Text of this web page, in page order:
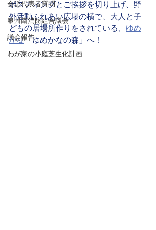
会派代表者質問
泉州南消防組合議会
議会報告
わが家の小庭芝生化計画
ポスティングとご挨拶を切り上げ、野
外活動ふれあい広場の横で、大人と子
どもの居場所作りをされている、 ゆめ
かな「ゆめかなの森」へ！